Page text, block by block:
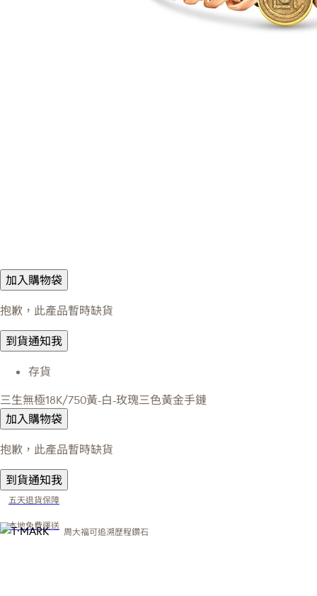
加入購物袋
抱歉，此產品暫時缺貨
到貨通知我
存貨
三生無極18K/750黃-白-玫瑰三色黃金手鏈
加入購物袋
抱歉，此產品暫時缺貨
到貨通知我
五天退貨保障
本地免費運送
周大福可追溯歷程鑽石